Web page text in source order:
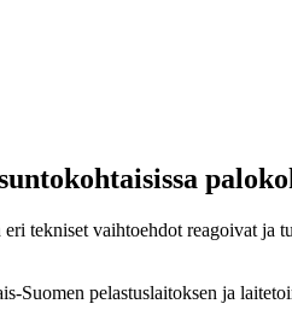
tekniset vaihtoehdot reagoivat ja
Suomen pelastuslaitoksen ja